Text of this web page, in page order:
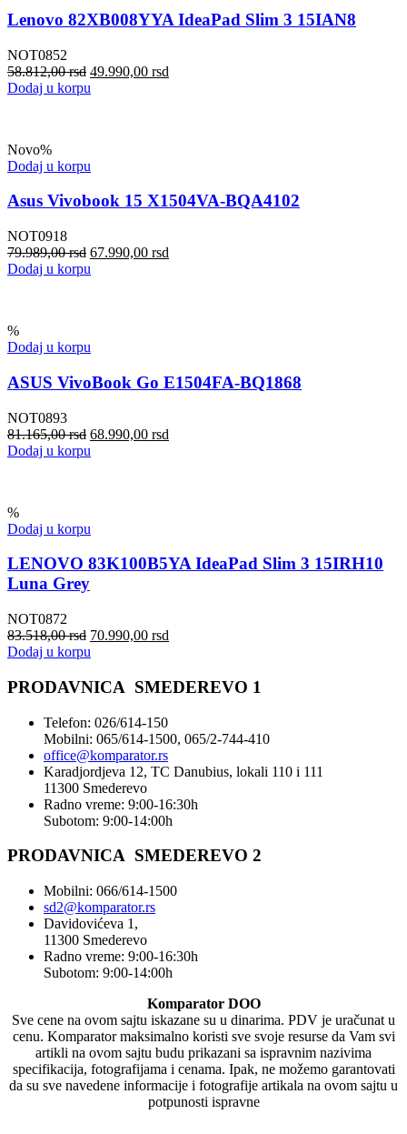
Lenovo 82XB008YYA IdeaPad Slim 3 15IAN8
NOT0852
58.812,00rsd 49.990,00 rsd
Dodaj u korpu
Novo%
Dodaj u korpu
Asus Vivobook 15 X1504VA-BQA4102
NOT0918
79.989,00rsd 67.990,00 rsd
Dodaj u korpu
%
Dodaj u korpu
ASUS VivoBook Go E1504FA-BQ1868
NOT0893
81.165,00rsd 68.990,00 rsd
Dodaj u korpu
%
Dodaj u korpu
LENOVO 83K100B5YA IdeaPad Slim 3 15IRH10
Luna Grey
NOT0872
83.518,00rsd 70.990,00 rsd
Dodaj u korpu
PRODAVNICA SMEDEREVO 1
Telefon: 026/614-150
Mobilni: 065/614-1500, 065/2-744-410
office@komparator.rs
Karadjordjeva 12, TC Danubius, lokali 110 i 111
11300 Smederevo
Radno vreme: 9:00-16:30h
Subotom: 9:00-14:00h
PRODAVNICA SMEDEREVO 2
Mobilni: 066/614-1500
sd2@komparator.rs
Davidovićeva 1,
11300 Smederevo
Radno vreme: 9:00-16:30h
Subotom: 9:00-14:00h
Komparator DOO
Sve cene na ovom sajtu iskazane su u dinarima. PDV je uračunat u
cenu. Komparator maksimalno koristi sve svoje resurse da Vam svi
artikli na ovom sajtu budu prikazani sa ispravnim nazivima
specifikacija, fotografijama i cenama. Ipak, ne možemo garantovati
da su sve navedene informacije i fotografije artikala na ovom sajtu u
potpunosti ispravne